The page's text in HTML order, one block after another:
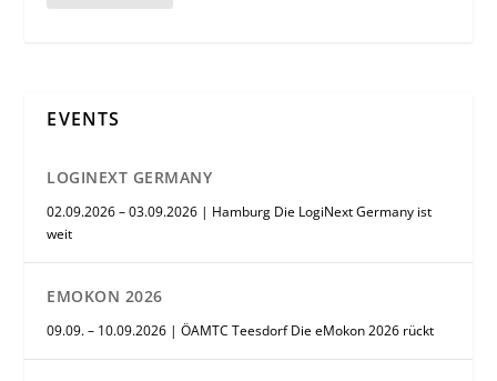
EVENTS
LOGINEXT GERMANY
02.09.2026 – 03.09.2026 | Hamburg Die LogiNext Germany ist
weit
EMOKON 2026
09.09. – 10.09.2026 | ÖAMTC Teesdorf Die eMokon 2026 rückt